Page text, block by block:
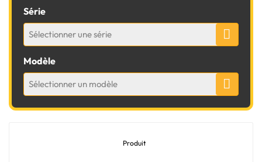
Série
Sélectionner une série
Modèle
Sélectionner un modèle
Produit